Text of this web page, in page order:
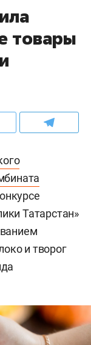
товары
Татарстан»
и творог